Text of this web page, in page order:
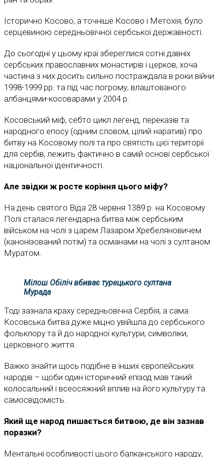
Історично Косово, а точніше Косово і Метохія, було
серцевиною середньовічної сербської державності.
До сьогодні у цьому краї збереглися сотні давніх
сербських православних монастирів і церков, хоча
частина з них досить сильно постраждала в роки війни
1998-1999 рр. та під час погрому, влаштованого
албанцями-косоварами у 2004 р.
Косовський міф, себто цикл легенд, переказів та
народного епосу (одним словом, цілий наратив) про
битву на Косовому полі та про святість цієї території
для сербів, лежить фактично в самій основі сербської
національної ідентичності.
Але звідки ж росте коріння цього міфу?
На день святого Віда 28 червня 1389 р. на Косовому
Полі сталася легендарна битва між сербським
військом на чолі з царем Лазаром Хребеляновичем
(канонізований потім) та османами на чолі з султаном
Муратом.
Мілош Обіліч вбиває турецького султана
Мурада
Тоді зазнала краху середньовічна Сербія, а сама
Косовська битва дуже міцно увійшла до сербського
фольклору та й до народної культури, символіки,
церковного життя.
Важко знайти щось подібне в інших європейських
народів – щоби один історичний епізод мав такий
колосальний і всеосяжний вплив на його культуру та
самосвідомість.
Який ще народ пишається битвою, де він зазнав
поразки?
Ментальні особливості цього балканського народу,